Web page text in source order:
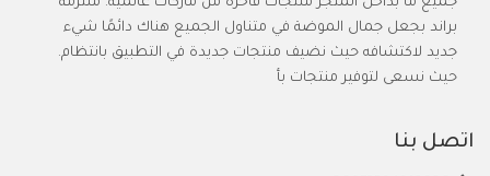
براند بجعل جمال الموضة في متناول الجميع هناك دائمًا شيء
جديد لاكتشافه حيث نضيف منتجات جديدة في التطبيق بانتظام.
حيث نسعى لتوفير منتجات بأ
اتصل بنا